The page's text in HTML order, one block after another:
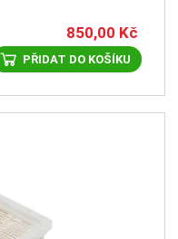
850,00 Kč
PŘIDAT DO KOŠÍKU